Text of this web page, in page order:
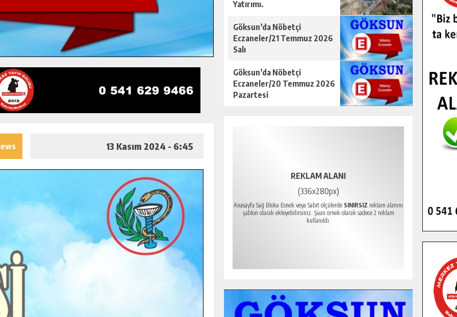
13 Kasım 2024 - 6:45
Yatırımı.
Göksun’da Nöbetçi
Eczaneler/21 Temmuz 2026
Salı
Göksun’da Nöbetçi
Eczaneler/20 Temmuz 2026
Pazartesi
REKLAM ALANI
(336x280px)
Anasayfa Sağ Bloka Esnek veya Sabit ölçülerde SINIRSIZ reklam alanını
şablon olarak ekleyebilirsiniz. Şuan örnek olarak sadece 2 reklam
kullanıldı.